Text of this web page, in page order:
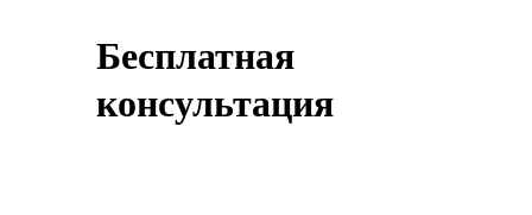
Бесплатная
консультация